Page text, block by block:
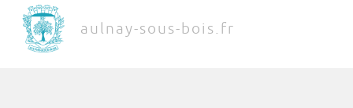
aulnay-sous-bois.fr